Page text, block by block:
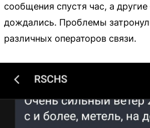
сообщения спустя час, а
дождались. Проблемы
различных операторов связи.